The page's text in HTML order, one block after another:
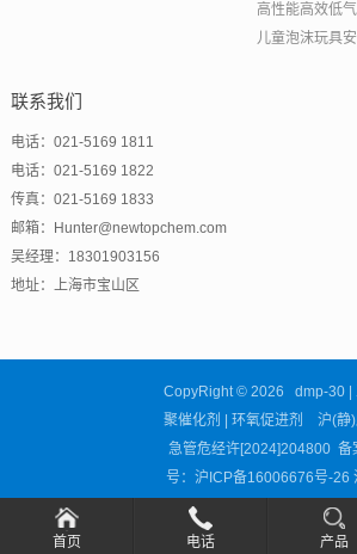
高性能高效低
儿童泡沫玩具
联系我们
电话：021-5169 1811
电话：021-5169 1822
传真：021-5169 1833
邮箱：Hunter@newtopchem.com
吴经理：18301903156
地址：上海市宝山区
CopyRight © 2026 dmp-30 |
聚催化剂 | 环氧促进剂 沪(静
急管危经许[2024]204800 备
号：沪ICP备16006676号-26
公网安备31011302002681号
首页 电话 产品